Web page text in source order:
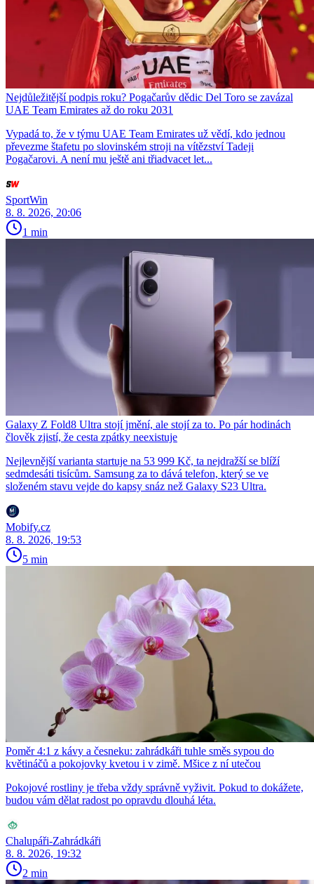
Nejdůležitější podpis roku? Pogačarův dědic Del Toro se zavázal
UAE Team Emirates až do roku 2031
Vypadá to, že v týmu UAE Team Emirates už vědí, kdo jednou
převezme štafetu po slovinském stroji na vítězství Tadeji
Pogačarovi. A není mu ještě ani třiadvacet let...
SportWin
8. 8. 2026, 20:06
1 min
Galaxy Z Fold8 Ultra stojí jmění, ale stojí za to. Po pár hodinách
člověk zjistí, že cesta zpátky neexistuje
Nejlevnější varianta startuje na 53 999 Kč, ta nejdražší se blíží
sedmdesáti tisícům. Samsung za to dává telefon, který se ve
složeném stavu vejde do kapsy snáz než Galaxy S23 Ultra.
Mobify.cz
8. 8. 2026, 19:53
5 min
Poměr 4:1 z kávy a česneku: zahrádkáři tuhle směs sypou do
květináčů a pokojovky kvetou i v zimě. Mšice z ní utečou
Pokojové rostliny je třeba vždy správně vyživit. Pokud to dokážete,
budou vám dělat radost po opravdu dlouhá léta.
Chalupáři-Zahrádkáři
8. 8. 2026, 19:32
2 min